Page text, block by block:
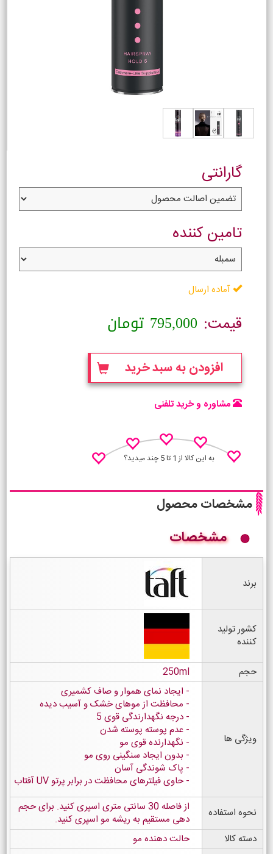
گارانتی
تامین کننده
آماده ارسال
قیمت: 795,000 تومان
افزودن به سبد خرید
مشاوره و خرید تلفنی
به این کالا از 1 تا 5 چند میدید؟
مشخصات محصول
مشخصات
برند
کشور تولید
کننده
حجم
250ml
ویژگی ها
ایجاد نمای هموار و صاف کشمیری
محافظت از موهای خشک و آسیب دیده
درجه نگهدارندگی قوی 5
عدم پوسته پوسته شدن
نگهدارنده قوی مو
بدون ایجاد سنگینی روی مو
پاک شوندگی آسان
حاوی فیلترهای محافظت در برابر پرتو UV آفتاب
نحوه استفاده
از فاصله 30 سانتی متری اسپری کنید. برای حجم
دهی مستقیم به ریشه مو اسپری کنید.
دسته کالا
حالت دهنده مو